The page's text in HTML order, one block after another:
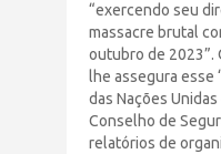
“exercendo seu
massacre brutal
outubro de 2023”.
lhe assegura esse
das Nações
Conselho de
relatórios de